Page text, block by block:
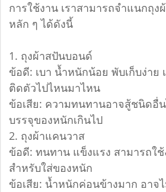
การใช้งาน เราสามารถจำแนกถุง
หลัก ๆ ได้ดังนี้
1. ถุงผ้าสปันบอนด์
ข้อดี: เบา น้ำหนักน้อย พับเก็บง่าย
ติดตัวไปไหนมาไหน
ข้อเสีย: ความทนทานอาจสู้ชนิดอื่
บรรจุของหนักเกินไป
2. ถุงผ้าแคนวาส
ข้อดี: ทนทาน แข็งแรง สามารถใช้
สำหรับใส่ของหนัก
ข้อเสีย: น้ำหนักค่อนข้างมาก อาจ